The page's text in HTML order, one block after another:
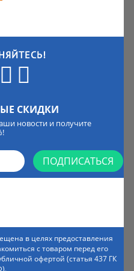
СКИДКИ
новости и получите
ПОДПИСАТЬСЯ
в целях предоставления
с товаром перед его
офертой (статья 437 ГК